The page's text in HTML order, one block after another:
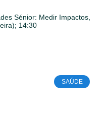
Sénior: Medir Impactos,
14:30
SAÚDE